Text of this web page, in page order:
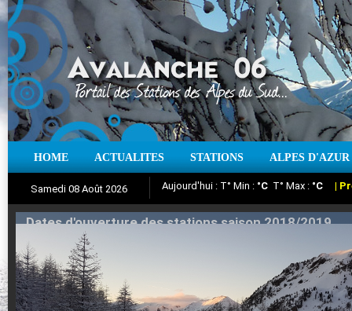
HOME ACTUALITES STATIONS ALPES D'AZUR
Samedi 08 Août 2026 Iso à 0° :m Neige sur 12 heures :cm